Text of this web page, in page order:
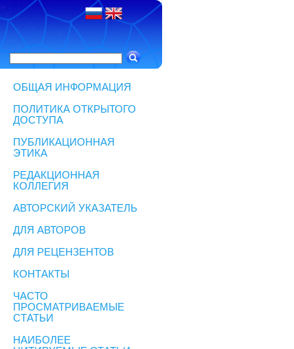
ОБЩАЯ ИНФОРМАЦИЯ
ПОЛИТИКА ОТКРЫТОГО
ДОСТУПА
ПУБЛИКАЦИОННАЯ
ЭТИКА
РЕДАКЦИОННАЯ
КОЛЛЕГИЯ
АВТОРСКИЙ УКАЗАТЕЛЬ
ДЛЯ АВТОРОВ
ДЛЯ РЕЦЕНЗЕНТОВ
КОНТАКТЫ
ЧАСТО
ПРОСМАТРИВАЕМЫЕ
СТАТЬИ
НАИБОЛЕЕ